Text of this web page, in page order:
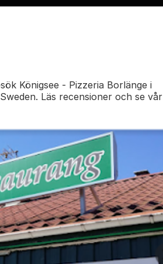
Königsee - Pizzeria Borlänge i
Läs recensioner och se vår